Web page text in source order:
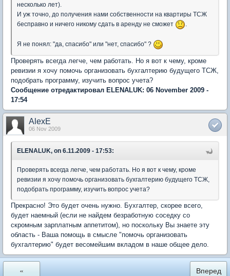
несколько лет).
И уж точно, до получения нами собственности на квартиры ТСЖ
бесправно и ничего никому сдать в аренду не сможет
.
Я не понял: "да, спасибо" или "нет, спасибо" ?
Проверять всегда легче, чем работать. Но я вот к чему, кроме
ревизии я хочу помочь организовать бухгалтерию будущего ТСЖ,
подобрать программу, изучить вопрос учета?
Сообщение отредактировал ELENALUK: 06 November 2009 -
17:54
AlexE
06 Nov 2009
ELENALUK, on 6.11.2009 - 17:53:
Проверять всегда легче, чем работать. Но я вот к чему, кроме
ревизии я хочу помочь организовать бухгалтерию будущего ТСЖ,
подобрать программу, изучить вопрос учета?
Прекрасно! Это будет очень нужно. Бухгалтер, скорее всего,
будет наемный (если не найдем безработную соседку со
скромным зарплатным аппетитом), но поскольку Вы знаете эту
область - Ваша помощь в смысле "помочь организовать
бухгалтерию" будет весомейшим вкладом в наше общее дело.
«
Вперед